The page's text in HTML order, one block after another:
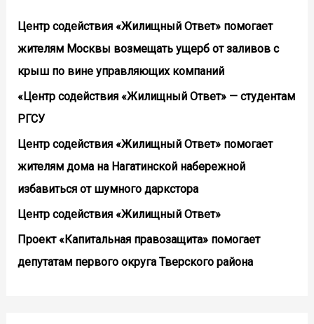
Центр содействия «Жилищный Ответ» помогает
жителям Москвы возмещать ущерб от заливов с
крыш по вине управляющих компаний
«Центр содействия «Жилищный Ответ» — студентам
РГСУ
Центр содействия «Жилищный Ответ» помогает
жителям дома на Нагатинской набережной
избавиться от шумного даркстора
Центр содействия «Жилищный Ответ»
Проект «Капитальная правозащита» помогает
депутатам первого округа Тверского района